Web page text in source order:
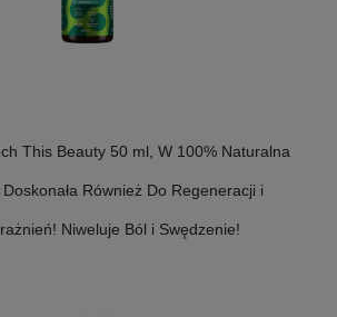
This Beauty 50 ml, W 100% Naturalna
Również Do Regeneracji i
Niweluje Ból i Swędzenie!